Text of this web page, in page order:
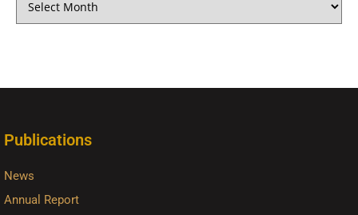
Publications
News
Annual Report